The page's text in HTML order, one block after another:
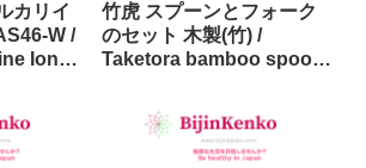
カリイ
W /
Ion
竹虎 スプーンとフォーク
のセット 木製(竹) /
Taketora bamboo spoon